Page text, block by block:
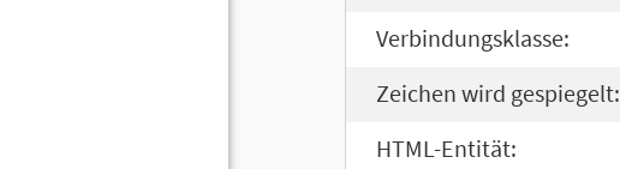
Verbindungsklasse:
Zeichen wird gespiegelt:
HTML-Entität: